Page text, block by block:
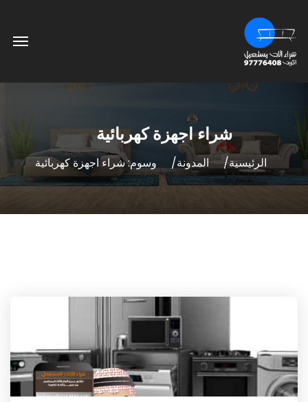
شراء اجهزة كهربائية
الرئيسية المدونة وسوم: شراء اجهزة كهربائية